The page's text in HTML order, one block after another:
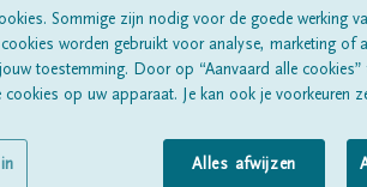
Alle rouwberichten
Sommige zijn nodig voor de goede werking
worden gebruikt voor analyse, marketing of
toestemming. Door op “Aanvaard alle
op uw apparaat. Je kan ook je voorkeuren
Alles afwijzen